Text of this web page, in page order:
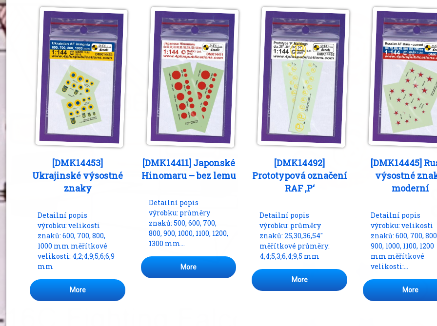
[DMK14453]
Ukrajinské výsostné
znaky
Detailní popis
výrobku: velikosti
znaků: 600, 700, 800,
1000 mm měřítkové
velikosti: 4,2;4,9;5,6;6,9
mm
More
[DMK14411] Japonské
Hinomaru – bez lemu
Detailní popis
výrobku: průměry
znaků: 500, 600, 700,
800, 900, 1000, 1100, 1200,
1300 mm…
More
[DMK14492]
Prototypová označení
RAF ,P‘
Detailní popis
výrobku: průměry
znaků: 25,30,36,54″
měřítkové průměry:
4,4;5,3;6,4;9,5 mm
More
[DMK14445]
výsostné
moderní
Detailní popis
výrobku: velikosti
znaků: 600, 700,
900, 1000, 1100, 1200
mm měřítkové
velikosti:…
More